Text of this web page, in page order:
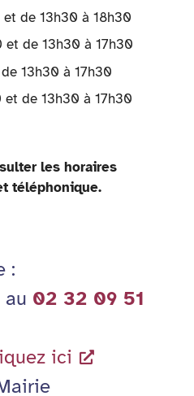
de 13h30 à 18h30
et de 13h30 à 17h30
13h30 à 17h30
et de 13h30 à 17h30
les horaires
téléphonique.
:
02 32 09 51
ici